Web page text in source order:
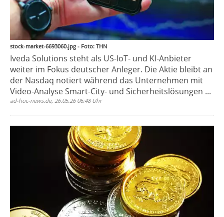
stock-market-6693060.jpg - Foto: THN
Iveda Solutions steht als US-IoT- und KI-Anbieter
weiter im Fokus deutscher Anleger. Die Aktie bleibt an
der Nasdaq notiert während das Unternehmen mit
Video-Analyse Smart-City- und Sicherheitslösungen ...
ad-hoc-news.de, 26.05.26 06:48 Uhr